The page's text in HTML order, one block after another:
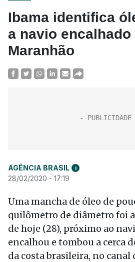
Ibama identifica
a navio
Maranhão
AGÊNCIA BRASIL i
28/02/2020 - 17:19
Uma mancha de óleo de
quilômetro de diâmetro foi
de hoje (28), próximo ao
encalhou e tombou a cerca
da costa brasileira, no canal